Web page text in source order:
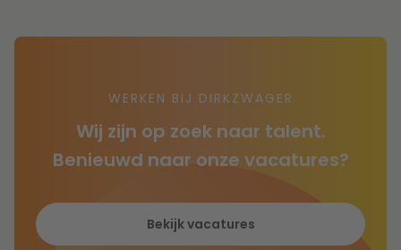
WERKEN BIJ DIRKZWAGER
Wij zijn op zoek naar talent.
Benieuwd naar onze vacatures?
Bekijk vacatures